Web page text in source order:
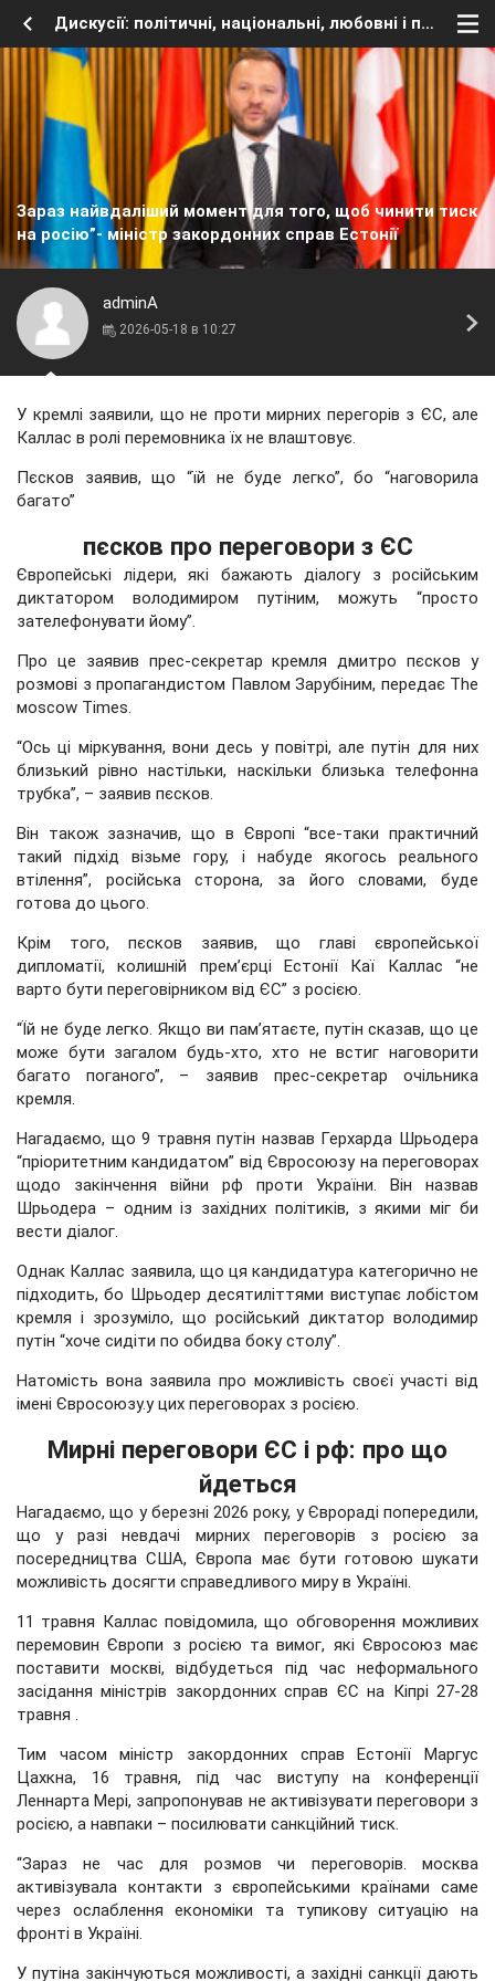
Дискусії: політичні, національні, любовні і психологічні
Зараз найвдаліший момент для того, щоб чинити тиск
на росію”- міністр закордонних справ Естонії
adminA
2026-05-18 в 10:27
У кремлі заявили, що не проти мирних перегорів з ЄС, але
Каллас в ролі перемовника їх не влаштовує.
Пєсков заявив, що “їй не буде легко”, бо “наговорила
багато”
пєсков про переговори з ЄС
Європейські лідери, які бажають діалогу з російським
диктатором володимиром путіним, можуть “просто
зателефонувати йому”.
Про це заявив прес-секретар кремля дмитро пєсков у
розмові з пропагандистом Павлом Зарубіним, передає The
мoscow Times.
“Ось ці міркування, вони десь у повітрі, але путін для них
близький рівно настільки, наскільки близька телефонна
трубка”, – заявив пєсков.
Він також зазначив, що в Європі “все-таки практичний
такий підхід візьме гору, і набуде якогось реального
втілення”, російська сторона, за його словами, буде
готова до цього.
Крім того, пєсков заявив, що главі європейської
дипломатії, колишній прем’єрці Естонії Каї Каллас “не
варто бути переговірником від ЄС” з росією.
“Їй не буде легко. Якщо ви пам’ятаєте, путін сказав, що це
може бути загалом будь-хто, хто не встиг наговорити
багато поганого”, – заявив прес-секретар очільника
кремля.
Нагадаємо, що 9 травня путін назвав Герхарда Шрьодера
“пріоритетним кандидатом” від Євросоюзу на переговорах
щодо закінчення війни рф проти України. Він назвав
Шрьодера – одним із західних політиків, з якими міг би
вести діалог.
Однак Каллас заявила, що ця кандидатура категорично не
підходить, бо Шрьодер десятиліттями виступає лобістом
кремля і зрозуміло, що російський диктатор володимир
путін “хоче сидіти по обидва боку столу”.
Натомість вона заявила про можливість своєї участі від
імені Євросоюзу.у цих переговорах з росією.
Мирні переговори ЄС і рф: про що
йдеться
Нагадаємо, що у березні 2026 року, у Єврораді попередили,
що у разі невдачі мирних переговорів з росією за
посередництва США, Європа має бути готовою шукати
можливість досягти справедливого миру в Україні.
11 травня Каллас повідомила, що обговорення можливих
перемовин Європи з росією та вимог, які Євросоюз має
поставити москві, відбудеться під час неформального
засідання міністрів закордонних справ ЄС на Кіпрі 27-28
травня .
Тим часом міністр закордонних справ Естонії Маргус
Цахкна, 16 травня, під час виступу на конференції
Леннарта Мері, запропонував не активізувати переговори з
росією, а навпаки – посилювати санкційний тиск.
“Зараз не час для розмов чи переговорів. москва
активізувала контакти з європейськими країнами саме
через ослаблення економіки та тупикову ситуацію на
фронті в Україні.
У путіна закінчуються можливості, а західні санкції дають